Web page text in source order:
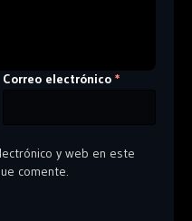
Correo electrónico *
y web en este
comente.